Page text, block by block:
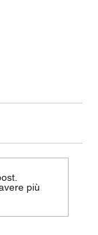
più